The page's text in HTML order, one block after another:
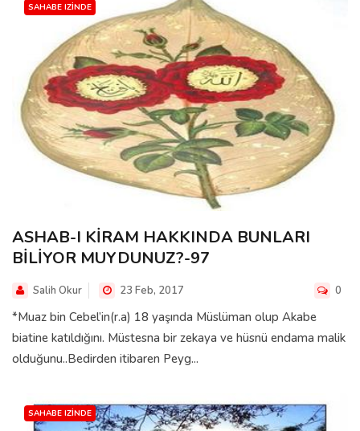
SAHABE IZINDE
ASHAB-I KİRAM HAKKINDA BUNLARI
BİLİYOR MUYDUNUZ?-97
Salih Okur 23 Feb, 2017 0
*Muaz bin Cebel’in(r.a) 18 yaşında Müslüman olup Akabe
biatine katıldığını. Müstesna bir zekaya ve hüsnü endama malik
olduğunu..Bedirden itibaren Peyg...
SAHABE IZINDE